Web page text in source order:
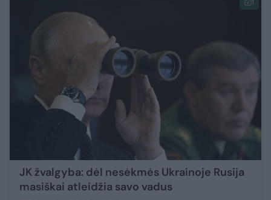
1
JK žvalgyba: dėl nesėkmės Ukrainoje Rusija
masiškai atleidžia savo vadus